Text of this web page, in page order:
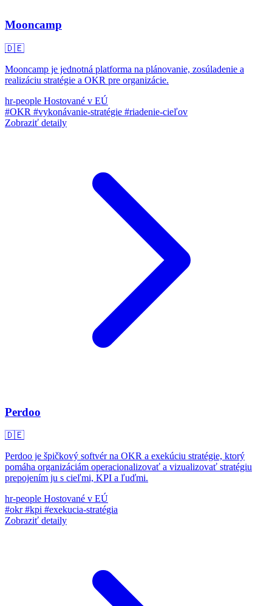
Mooncamp
🇩🇪
Mooncamp je jednotná platforma na plánovanie, zosúladenie a
realizáciu stratégie a OKR pre organizácie.
hr-people Hostované v EÚ
#OKR #vykonávanie-stratégie #riadenie-cieľov
Zobraziť detaily
Perdoo
🇩🇪
Perdoo je špičkový softvér na OKR a exekúciu stratégie, ktorý
pomáha organizáciám operacionalizovať a vizualizovať stratégiu
prepojením ju s cieľmi, KPI a ľuďmi.
hr-people Hostované v EÚ
#okr#kpi #exekucia-stratégia
Zobraziť detaily